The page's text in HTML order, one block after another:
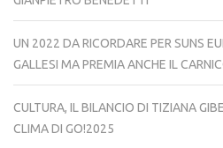
UN 2022 DA RICORDARE PER SUNS
GALLESI MA PREMIA ANCHE IL
CULTURA, IL BILANCIO DI TIZIANA
CLIMA DI GO!2025